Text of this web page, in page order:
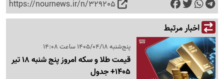
https://nournews.ir/n/329205
اخبار مرتبط
پنج‌شنبه 1405/04/18 ساعت 14:08
قیمت طلا و سکه امروز پنج شنبه 18 تیر
1405+ جدول